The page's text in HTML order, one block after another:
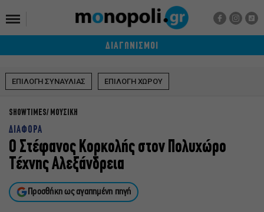
ΔΙΑΓΩΝΙΣΜΟΙ
ΕΠΙΛΟΓΗ ΣΥΝΑΥΛΙΑΣ ΕΠΙΛΟΓΗ ΧΩΡΟΥ
SHOWTIMES ΜΟΥΣΙΚΗ
ΔΙΑΦΟΡΑ
Ο Στέφανος Κορκολής στον Πολυχώρο
Τέχνης Αλεξάνδρεια
Προσθήκη ως αγαπημένη πηγή